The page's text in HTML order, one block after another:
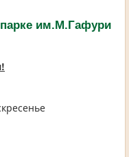
им.М.Гафури